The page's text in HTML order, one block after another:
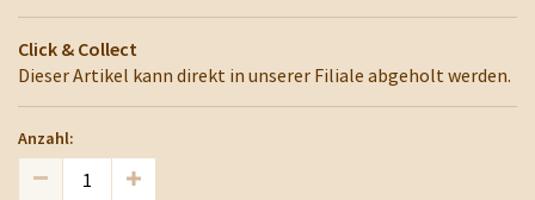
Click & Collect
Dieser Artikel kann direkt in unserer Filiale abgeholt werden.
Anzahl: